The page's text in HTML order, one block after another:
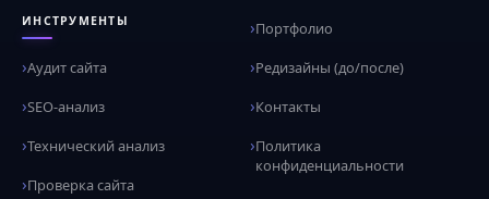
ИНСТРУМЕНТЫ
Аудит сайта
SEO-анализ
Технический анализ
Проверка сайта
Портфолио
Редизайны (до/после)
Контакты
Политика
конфиденциальности